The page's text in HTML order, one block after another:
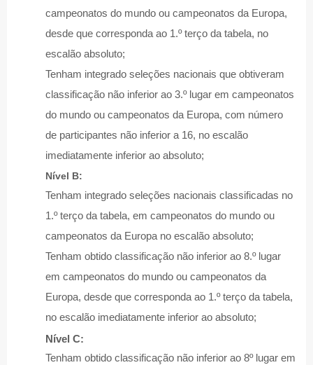
campeonatos do mundo ou campeonatos da Europa,
desde que corresponda ao 1.º terço da tabela, no
escalão absoluto;
Tenham integrado seleções nacionais que obtiveram
classificação não inferior ao 3.º lugar em campeonatos
do mundo ou campeonatos da Europa, com número
de participantes não inferior a 16, no escalão
imediatamente inferior ao absoluto;
Nível B:
Tenham integrado seleções nacionais classificadas no
1.º terço da tabela, em campeonatos do mundo ou
campeonatos da Europa no escalão absoluto;
Tenham obtido classificação não inferior ao 8.º lugar
em campeonatos do mundo ou campeonatos da
Europa, desde que corresponda ao 1.º terço da tabela,
no escalão imediatamente inferior ao absoluto;
Nível C:
Tenham obtido classificação não inferior ao 8º lugar em